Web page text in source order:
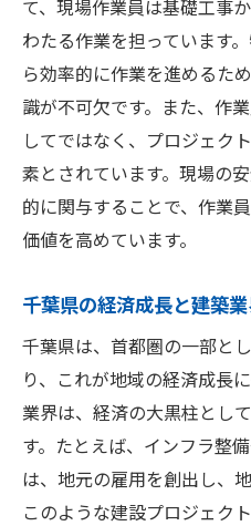
の今
求められるスキル
業界のトレンドと
建築テクノロジー
千葉県内でのキャ
地域別の採用状況
業界ネットワーク
れるもの
首都圏での働き
時間管理と効率的
チームワークとコ
現場での問題解決
多様な文化背景を
て、現場作業員は基礎工事
わたる作業を担っています
ら効率的に作業を進めるた
識が不可欠です。また、作
してではなく、プロジェク
素とされています。現場の
的に関与することで、作業
価値を高めています。
千葉県の経済成長と建築
千葉県は、首都圏の一部と
り、これが地域の経済成長
業界は、経済の大黒柱とし
す。たとえば、インフラ整
は、地元の雇用を創出し、
このような建設プロジェク